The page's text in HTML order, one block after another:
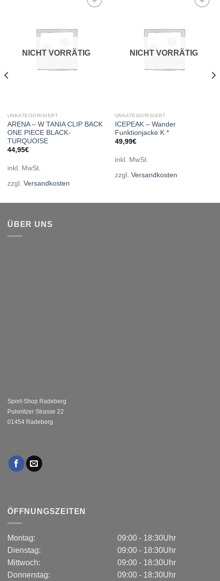
NICHT VORRÄTIG
UNKATEGORISIERT
ARENA – W TANIA CLIP BACK
ONE PIECE BLACK-
TURQUOISE
44,95€
inkl. MwSt.
zzgl. Versandkosten
NICHT VORRÄTIG
UNKATEGORISIERT
ICEPEAK – Wander
Funktionjacke K *
49,99€
inkl. MwSt.
zzgl. Versandkosten
ÜBER UNS
Sport-Shop Radeberg
Pulsnitzer Strasse 22
01454 Radeberg
ÖFFNUNGSZEITEN
Montag:
Dienstag:
Mittwoch:
Donnerstag:
09:00 - 18:30Uhr
09:00 - 18:30Uhr
09:00 - 18:30Uhr
09:00 - 18:30Uhr